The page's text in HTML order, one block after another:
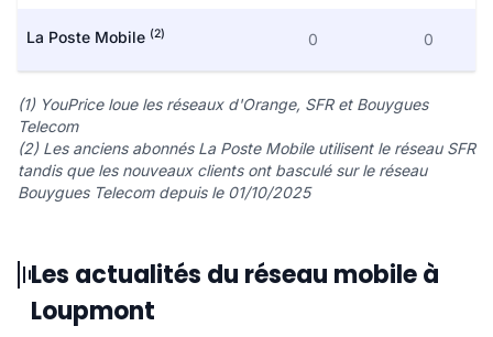
La Poste Mobile (2) 0 0
(1) YouPrice loue les réseaux d'Orange, SFR et Bouygues
Telecom
(2) Les anciens abonnés La Poste Mobile utilisent le réseau SFR
tandis que les nouveaux clients ont basculé sur le réseau
Bouygues Telecom depuis le 01/10/2025
Les actualités du réseau mobile à
Loupmont